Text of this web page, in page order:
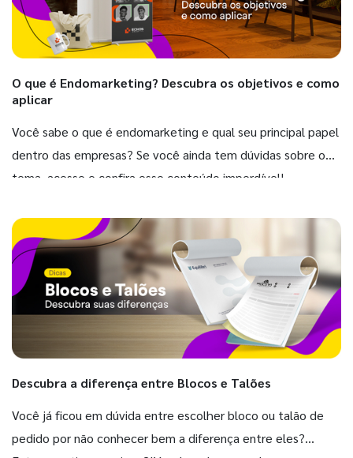
O que é Endomarketing? Descubra os objetivos e como
aplicar
Você sabe o que é endomarketing e qual seu principal papel
dentro das empresas? Se você ainda tem dúvidas sobre o
tema, acesse e confira esse conteúdo imperdível!
Descubra a diferença entre Blocos e Talões
Você já ficou em dúvida entre escolher bloco ou talão de
pedido por não conhecer bem a diferença entre eles?